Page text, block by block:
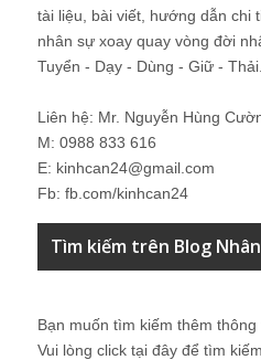
tài liệu, bài viết, hướng dẫn chi
nhân sự xoay quay vòng đời
Tuyển - Dạy - Dùng - Giữ - Thải.
Liên hệ: Mr. Nguyễn Hùng
M: 0988 833 616
E: kinhcan24@gmail.com
Fb: fb.com/kinhcan24
Tìm kiếm trên Blog
Bạn muốn tìm kiếm thêm
Vui lòng click tại đây để tìm